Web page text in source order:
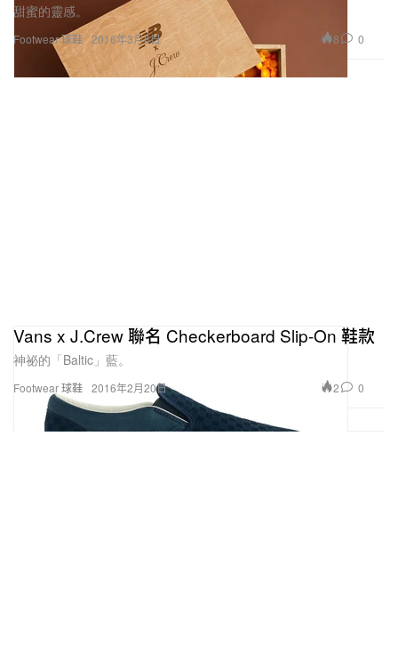
Footwear 球鞋
甜蜜的靈感。
2016年3月8日 8 0
Footwear 球鞋
Vans x J.Crew 聯名 Checkerboard Slip-On 鞋款
神祕的「Baltic」藍。
2016年2月20日 2 0